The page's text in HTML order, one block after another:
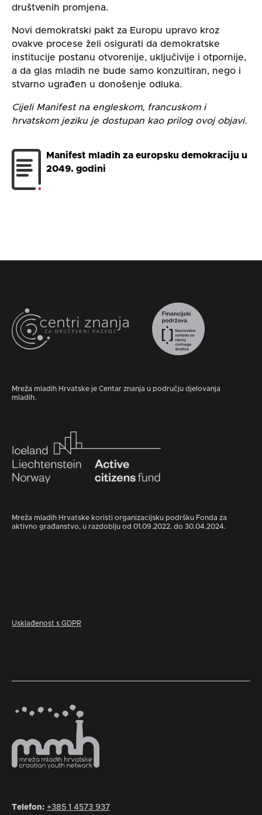
društvenih promjena.
Novi demokratski pakt za Europu upravo kroz
ovakve procese želi osigurati da demokratske
institucije postanu otvorenije, uključivije i otpornije,
a da glas mladih ne bude samo konzultiran, nego i
stvarno ugrađen u donošenje odluka.
Cijeli Manifest na engleskom, francuskom i
hrvatskom jeziku je dostupan kao prilog ovoj objavi.
Manifest mladih za europsku demokraciju u
2049. godini
Mreža mladih Hrvatske je Centar znanja u području djelovanja
mladih.
Mreža mladih Hrvatske koristi organizacijsku podršku Fonda za
aktivno građanstvo, u razdoblju od 01.09.2022. do 30.04.2024.
Usklađenost s GDPR
Telefon: +385 1 4573 937